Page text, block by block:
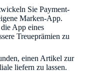
Sie Payment-
Marken-App.
App eines
Treueprämien zu
einen Artikel zur
liefern zu lassen.